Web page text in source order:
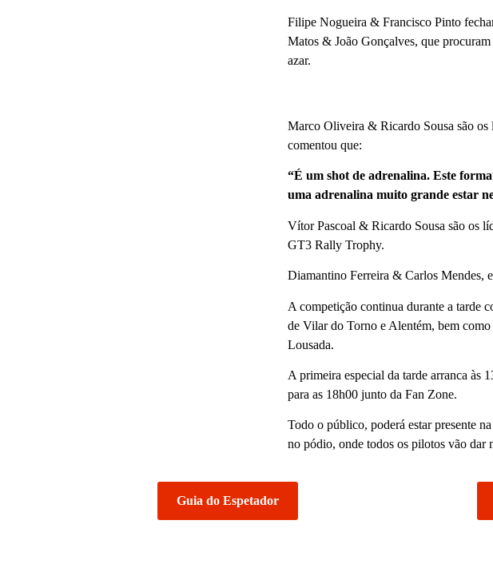
Filipe Nogueira & Francisco Pinto
Matos & João Gonçalves, que
azar.
Marco Oliveira & Ricardo Sousa são
comentou que:
“É um shot de adrenalina. Este
uma adrenalina muito grande estar
Vítor Pascoal & Ricardo Sousa são os
GT3 Rally Trophy.
Diamantino Ferreira & Carlos Mendes,
A competição continua durante a tarde
de Vilar do Torno e Alentém, bem
Lousada.
A primeira especial da tarde arranca às
para as 18h00 junto da Fan Zone.
Todo o público, poderá estar presente
no pódio, onde todos os pilotos vão dar
Guia do Espetador